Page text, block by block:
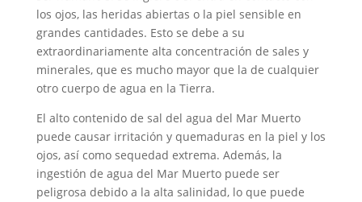
los ojos, las heridas abiertas o la piel sensible en
grandes cantidades. Esto se debe a su
extraordinariamente alta concentración de sales y
minerales, que es mucho mayor que la de cualquier
otro cuerpo de agua en la Tierra.
El alto contenido de sal del agua del Mar Muerto
puede causar irritación y quemaduras en la piel y los
ojos, así como sequedad extrema. Además, la
ingestión de agua del Mar Muerto puede ser
peligrosa debido a la alta salinidad, lo que puede